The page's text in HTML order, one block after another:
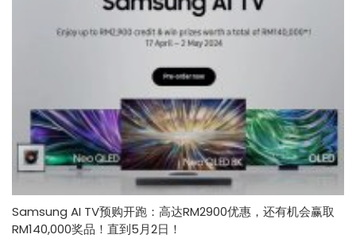
Samsung AI TV预购开跑：高达RM2900优惠，还有机会赢取
RM140,000奖品！直到5月2日！